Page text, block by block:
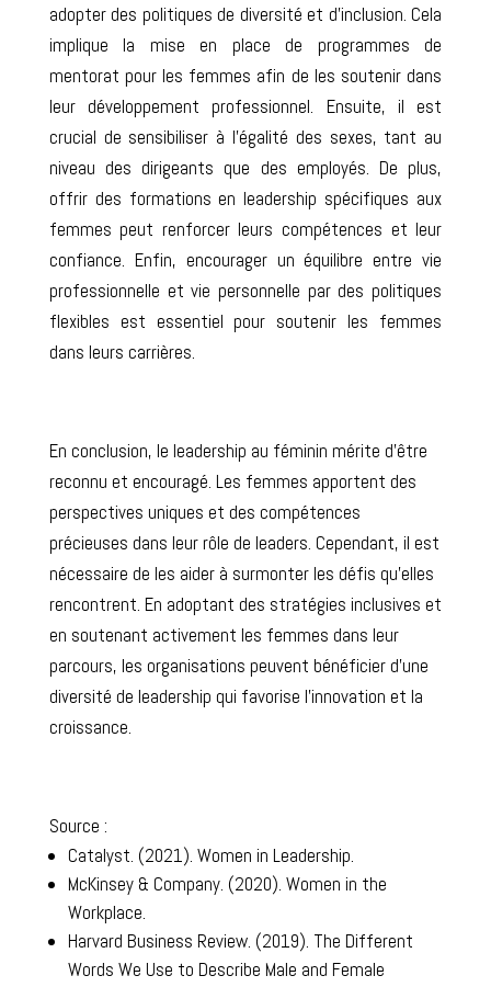
adopter des politiques de diversité et d’inclusion. Cela
impliquela mise en place de programmes de
mentorat pour les femmes afin de les soutenir dans
leur développement professionnel. Ensuite, il est
crucial de sensibiliser à l’égalité des sexes, tant au
niveau des dirigeants que des employés. De plus,
offrir des formations en leadership spécifiques aux
femmes peut renforcer leurs compétences et leur
confiance. Enfin, encourager un équilibre entre vie
professionnelle et vie personnelle par des politiques
flexibles est essentiel pour soutenir les femmes
dans leurs carrières.
En conclusion, le leadership au féminin mérite d’être
reconnu et encouragé. Les femmes apportent des
perspectives uniques et des compétences
précieuses dans leur rôle de leaders. Cependant, il est
nécessaire de les aider à surmonter les défis qu’elles
rencontrent. En adoptant des stratégies inclusives et
en soutenant activement les femmes dans leur
parcours, les organisations peuvent bénéficier d’une
diversité de leadership qui favorise l’innovation et la
croissance.
Source :
Catalyst. (2021). Women in Leadership.
McKinsey & Company. (2020). Women in the
Workplace.
Harvard Business Review. (2019). The Different
Words We Use to Describe Male and Female